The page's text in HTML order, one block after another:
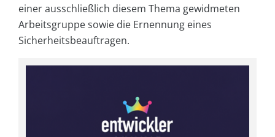
einer ausschließlich diesem Thema gewidmeten
Arbeitsgruppe sowie die Ernennung eines
Sicherheitsbeauftragen.